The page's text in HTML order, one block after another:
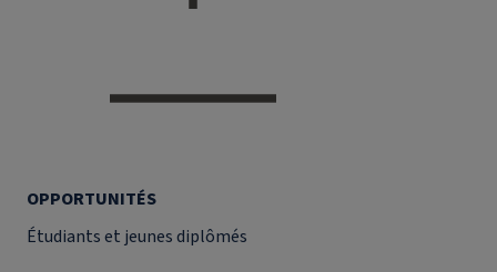
OPPORTUNITÉS
Étudiants et jeunes diplômés